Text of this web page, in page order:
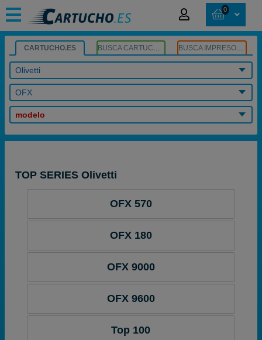
0
CARTUCHO.ES BUSCA CARTUCHOS BUSCA IMPRESORA
Olivetti
OFX
modelo
TOP SERIES Olivetti
OFX 570
OFX 180
OFX 9000
OFX 9600
Top 100